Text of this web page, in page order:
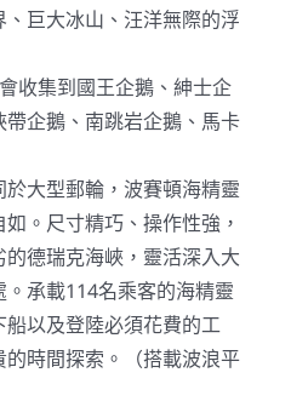
巨大冰山、汪洋無際的浮
收集到國王企鵝、紳士企
企鵝、南跳岩企鵝、馬卡
大型郵輪，波賽頓海精靈
。尺寸精巧、操作性強，
德瑞克海峽，靈活深入大
承載114名乘客的海精靈
以及登陸必須花費的工
時間探索。（搭載波浪平